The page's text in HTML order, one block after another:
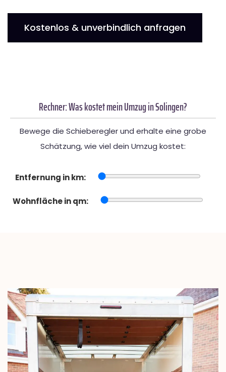
Kostenlos & unverbindlich anfragen
Rechner: Was kostet mein Umzug in Solingen?
Bewege die Schieberegler und erhalte eine grobe
Schätzung, wie viel dein Umzug kostet:
Entfernung in km:
Wohnfläche in qm: